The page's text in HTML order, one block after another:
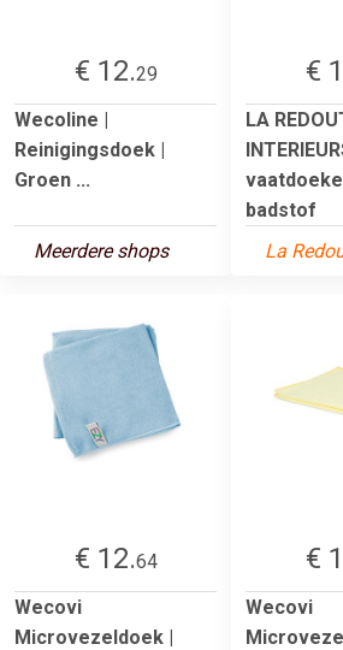
€ 12.29
Wecoline |
Reinigingsdoek |
Groen ...
Meerdere shops
€
LA
badstof
La
€ 12.64
Wecovi
Microvezeldoek |
€
Wecovi